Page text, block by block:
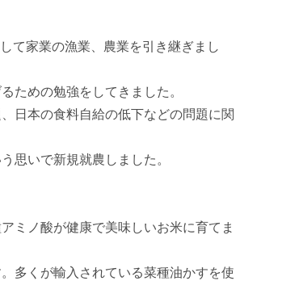
て家業の漁業、農業を引き継ぎまし
ための勉強をしてきました。
日本の食料自給の低下などの問題に関
思いで新規就農しました。
ミノ酸が健康で美味しいお米に育てま
多くが輸入されている菜種油かすを使